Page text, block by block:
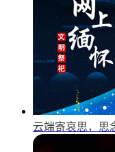
云端寄哀思，思